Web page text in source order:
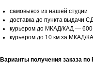
самовывоз из нашей студии
доставка до пункта выдачи
курьером до МКАД/КАД — 600
курьером до 10 км за МКАД/
Варианты получения заказа по